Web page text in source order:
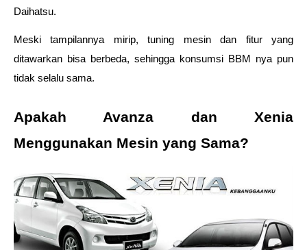
Daihatsu.
Meski tampilannya mirip, tuning mesin dan fitur yang
ditawarkan bisa berbeda, sehingga konsumsi BBM nya pun
tidak selalu sama.
Apakah Avanza dan Xenia
Menggunakan Mesin yang Sama?